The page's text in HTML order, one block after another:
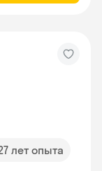
лет опыта